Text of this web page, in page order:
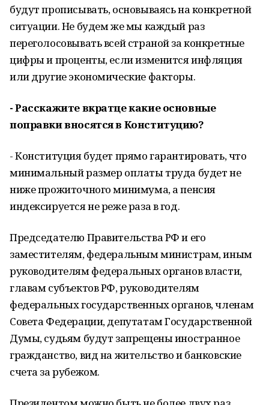
будут прописывать, основываясь на конкретной
ситуации. Не будем же мы каждый раз
переголосовывать всей страной за конкретные
цифры и проценты, если изменится инфляция
или другие экономические факторы.
- Расскажите вкратце какие основные
поправки вносятся в Конституцию?
- Конституция будет прямо гарантировать, что
минимальный размер оплаты труда будет не
ниже прожиточного минимума, а пенсия
индексируется не реже раза в год.
Председателю Правительства РФ и его
заместителям, федеральным министрам, иным
руководителям федеральных органов власти,
главам субъектов РФ, руководителям
федеральных государственных органов, членам
Совета Федерации, депутатам Государственной
Думы, судьям будут запрещены иностранное
гражданство, вид на жительство и банковские
счета за рубежом.